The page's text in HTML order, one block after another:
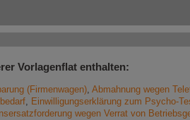
Vorlagenflat enthalten:
(Firmenwagen), Abmahnung wegen
, Einwilligungserklärung zum Psycho-
wegen Verrat von